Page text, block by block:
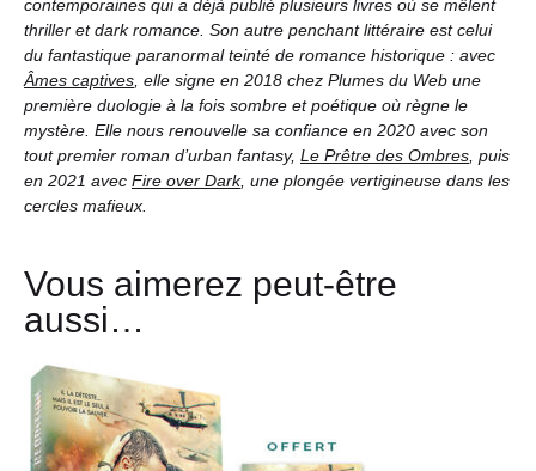
contemporaines qui a déjà publié plusieurs livres où se mêlent
thriller et dark romance. Son autre penchant littéraire est celui
du fantastique paranormal teinté de romance historique : avec
Âmes captives , elle signe en 2018 chez Plumes du Web une
première duologie à la fois sombre et poétique où règne le
mystère. Elle nous renouvelle sa confiance en 2020 avec son
tout premier roman d’urban fantasy, Le Prêtre des Ombres , puis
en 2021 avec Fire over Dark, une plongée vertigineuse dans les
cercles mafieux.
Vous aimerez peut-être
aussi…